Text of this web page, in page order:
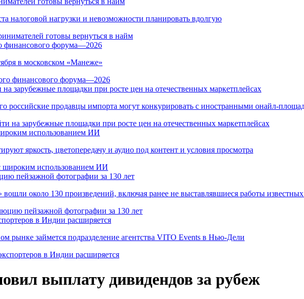
налоговой нагрузки и невозможности планировать вдолгую
финансового форума—2026
в московском «Манеже»
зарубежные площадки при росте цен на отечественных маркетплейсах
российские продавцы импорта могут конкурировать с иностранными онайл-
использованием ИИ
яркость, цветопередачу и аудио под контент и условия просмотра
пейзажной фотографии за 130 лет
около 130 произведений, включая ранее не выставлявшиеся работы
в Индии расширяется
рынке займется подразделение агентства VITO Events в Нью-Дели
выплату дивидендов за рубеж